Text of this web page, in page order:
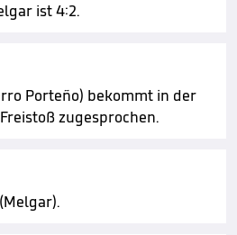
ist 4:2.
Porteño) bekommt in der
zugesprochen.